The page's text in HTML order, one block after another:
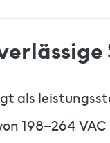
als
198–264